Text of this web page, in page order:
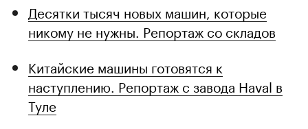
Десятки тысяч новых машин, которые
никому не нужны. Репортаж со складов
Китайские машины готовятся к
наступлению. Репортаж с завода Haval в
Туле